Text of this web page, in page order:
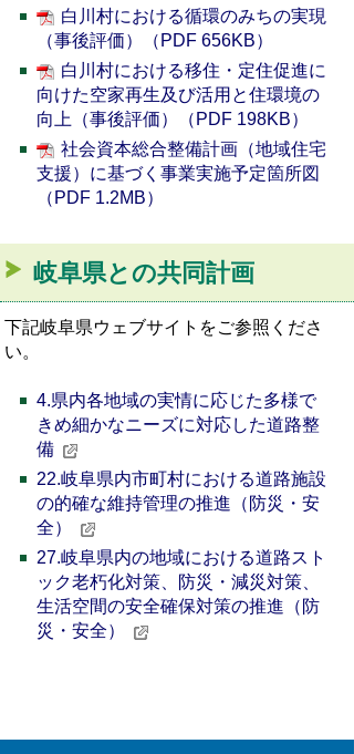
白川村における循環のみちの実現
（事後評価）（PDF 656KB）
白川村における移住・定住促進に
向けた空家再生及び活用と住環境の
向上（事後評価）（PDF 198KB）
社会資本総合整備計画（地域住宅
支援）に基づく事業実施予定箇所図
（PDF 1.2MB）
岐阜県との共同計画
下記岐阜県ウェブサイトをご参照くださ
い。
4.県内各地域の実情に応じた多様で
きめ細かなニーズに対応した道路整
備
22.岐阜県内市町村における道路施設
の的確な維持管理の推進（防災・安
全）
27.岐阜県内の地域における道路スト
ック老朽化対策、防災・減災対策、
生活空間の安全確保対策の推進（防
災・安全）